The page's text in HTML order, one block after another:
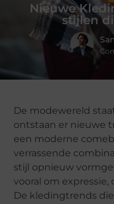
Nieuwe
stijlen
De modewereld
ontstaan er nieuwe
een moderne
verrassende
stijl opnieuw
vooral om
De kledingtrends